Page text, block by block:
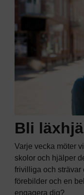
Bli
Varje vecka möter
skolor och hjälper
frivilliga och strävar
förebilder och en
engagera dig?